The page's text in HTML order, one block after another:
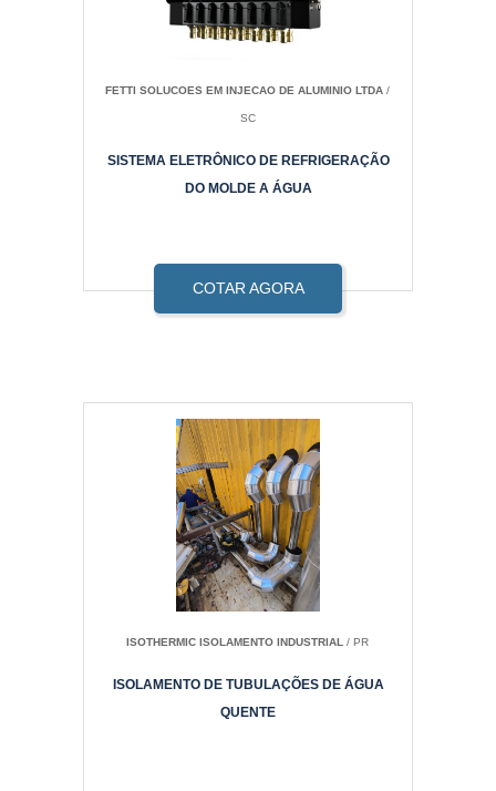
FETTI SOLUCOES EM INJECAO DE ALUMINIO LTDA /
SC
SISTEMA ELETRÔNICO DE REFRIGERAÇÃO
DO MOLDE A ÁGUA
COTAR AGORA
ISOTHERMIC ISOLAMENTO INDUSTRIAL / PR
ISOLAMENTO DE TUBULAÇÕES DE ÁGUA
QUENTE